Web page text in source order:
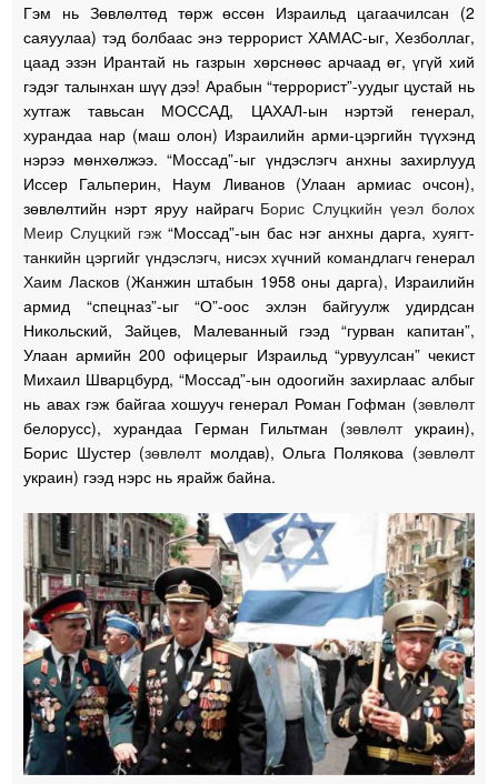
Гэм нь Зөвлөлтөд төрж өссөн Израильд цагаачилсан (2
саяуулаа) тэд болбаас энэ террорист ХАМАС-ыг, Хезболлаг,
цаад эзэн Ирантай нь газрын хөрснөөс арчаад өг, үгүй хий
гэдэг талынхан шүү дээ! Арабын “террорист”-уудыг цустай нь
хутгаж тавьсан МОССАД, ЦАХАЛ-ын нэртэй генерал,
хурандаа нар (маш олон) Израилийн арми-цэргийн түүхэнд
нэрээ мөнхөлжээ. “Моссад”-ыг үндэслэгч анхны захирлууд
Иссер Гальперин, Наум Ливанов (Улаан армиас очсон),
зөвлөлтийн нэрт яруу найрагч Борис Слуцкийн үеэл болох
Меир Слуцкий гэж“Моссад”-ын бас нэг анхны дарга, хуягт-
танкийн цэргийг үндэслэгч, нисэх хүчний командлагч генерал
Хаим Ласков (Жанжин штабын 1958 оны дарга), Израилийн
армид “спецназ”-ыг “О”-оос эхлэн байгуулж удирдсан
Никольский, Зайцев, Малеванный гээд “гурван капитан”,
Улаан армийн 200 офицерыг Израильд “урвуулсан” чекист
Михаил Шварцбурд, “Моссад”-ын одоогийн захирлаас албыг
нь авах гэж байгаа хошууч генерал Роман Гофман (зөвлөлт
белорусс), хурандаа Герман Гильтман (зөвлөлт украин),
Борис Шустер (зөвлөлт молдав), Ольга Полякова (зөвлөлт
украин) гээд нэрс нь ярайж байна.